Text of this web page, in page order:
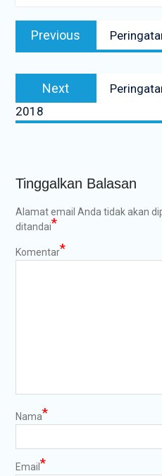
Navigasi
posPrevious
post:
Next
post:
2018
Tinggalkan Balasan
Alamat email Anda tidak akan
ditandai*
Komentar*
Nama*
Email *